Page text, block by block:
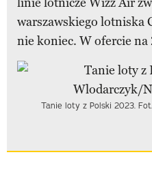
warszawskiego lotniska
nie koniec. W ofercie
Tanie loty z Polski 2023.